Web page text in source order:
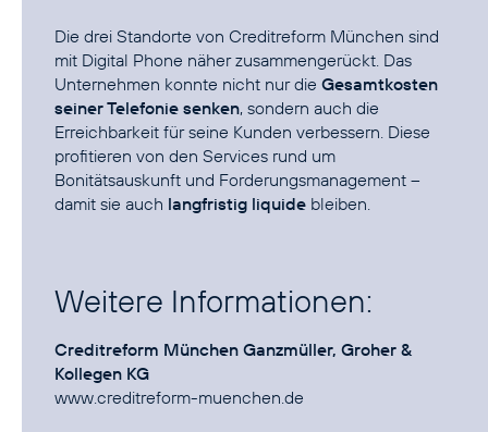
Die drei Standorte von Creditreform München sind
mit Digital Phone näher zusammengerückt. Das
Unternehmen konnte nicht nur die Gesamtkosten
seiner Telefonie senken, sondern auch die
Erreichbarkeit für seine Kunden verbessern. Diese
profitieren von den Services rund um
Bonitätsauskunft und Forderungsmanagement –
damit sie auch langfristig liquide bleiben.
Weitere Informationen:
Creditreform München Ganzmüller, Groher &
Kollegen KG
www.creditreform-muenchen.de